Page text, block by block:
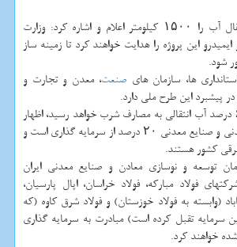
وی طول كل مسیر انتقال آب را ۱۵۰۰ كیلومتر اعلام و اشاره كرد: وزارت
این پروژه را هدایت خواهند كرد تا زمینه ساز
شود.
ها، سازمان های صنعت، معدن و تجارت و
پیشبرد این طرح ملی دارد.
وی با تاكید بر اینكه ۶۰ درصد آب انتقالی به مصارف شرب خواهد رسید، اظهار
نمود: سهم شركتهای معدنی و صنایع معدنی ۲۰ درصد از سرمایه گذاری است و
كشور هستند.
توسعه و نوسازی معادن و صنایع معدنی ایران
فولاد مباركه، فولاد خراسان، اپال پارسیان،
(وابسته به فولاد خوزستان) و فولاد شرق كاوه (كه
سرمایه تقبل كرده است) مبادرت به سرمایه گذاری
خواهند كرد.